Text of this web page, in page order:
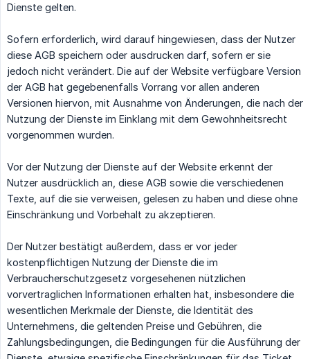
Dienste gelten.
Sofern erforderlich, wird darauf hingewiesen, dass der Nutzer
diese AGB speichern oder ausdrucken darf, sofern er sie
jedoch nicht verändert. Die auf der Website verfügbare Version
der AGB hat gegebenenfalls Vorrang vor allen anderen
Versionen hiervon, mit Ausnahme von Änderungen, die nach der
Nutzung der Dienste im Einklang mit dem Gewohnheitsrecht
vorgenommen wurden.
Vor der Nutzung der Dienste auf der Website erkennt der
Nutzer ausdrücklich an, diese AGB sowie die verschiedenen
Texte, auf die sie verweisen, gelesen zu haben und diese ohne
Einschränkung und Vorbehalt zu akzeptieren.
Der Nutzer bestätigt außerdem, dass er vor jeder
kostenpflichtigen Nutzung der Dienste die im
Verbraucherschutzgesetz vorgesehenen nützlichen
vorvertraglichen Informationen erhalten hat, insbesondere die
wesentlichen Merkmale der Dienste, die Identität des
Unternehmens, die geltenden Preise und Gebühren, die
Zahlungsbedingungen, die Bedingungen für die Ausführung der